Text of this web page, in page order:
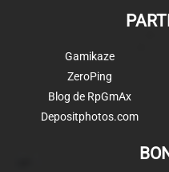
Gamikaze
ZeroPing
Blog de RpGmAx
Depositphotos.com